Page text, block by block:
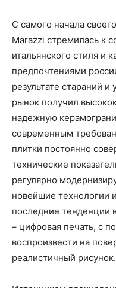
С самого начала
Marazzi стремилась к
итальянского стиля и
предпочтениями
результате стараний
рынок получил
надежную
современным
плитки постоянно
технические
регулярно
новейшие технологии
последние тенденции
– цифровая печать, с
воспроизвести на
реалистичный рисунок.